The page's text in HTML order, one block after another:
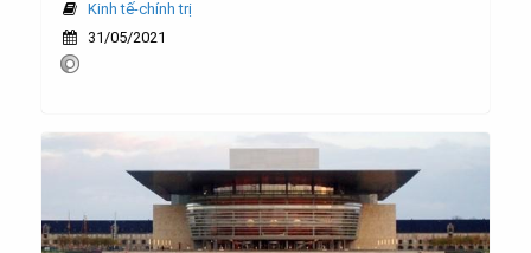
Kinh tế-chính trị
31/05/2021